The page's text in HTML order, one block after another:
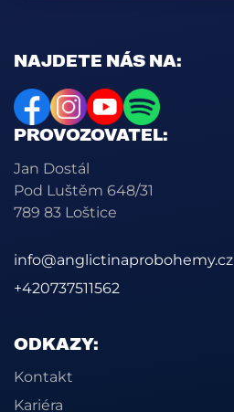
NAJDETE NÁS NA:
PROVOZOVATEL:
Jan Dostál
Pod Luštěm 648/31
789 83 Loštice
info@anglictinaprobohemy.cz
+420737511562
ODKAZY:
Kontakt
Kariéra